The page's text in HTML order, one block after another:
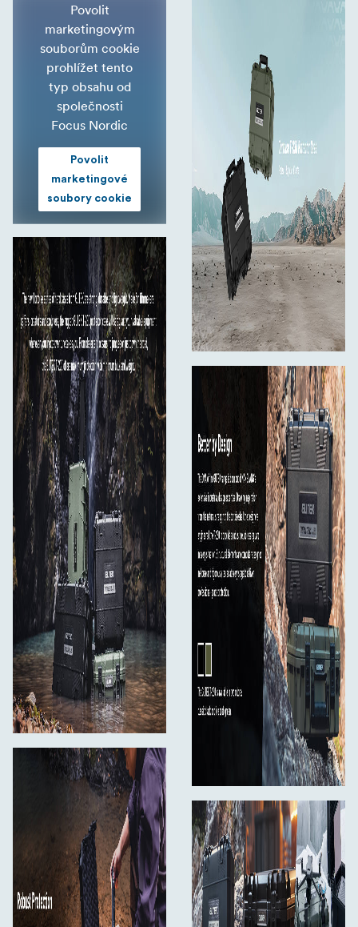
Povolit
marketingovým
souborům cookie
prohlížet tento
typ obsahu od
společnosti
Focus Nordic
Povolit
marketingové
soubory cookie